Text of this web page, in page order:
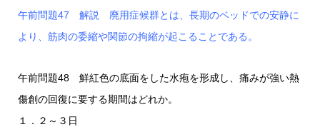
午前問題47 解説 廃用症候群とは、長期のベッドでの安静に
より、筋肉の委縮や関節の拘縮が起こることである。
午前問題48 鮮紅色の底面をした水疱を形成し、痛みが強い熱
傷創の回復に要する期間はどれか。
１．２～３日